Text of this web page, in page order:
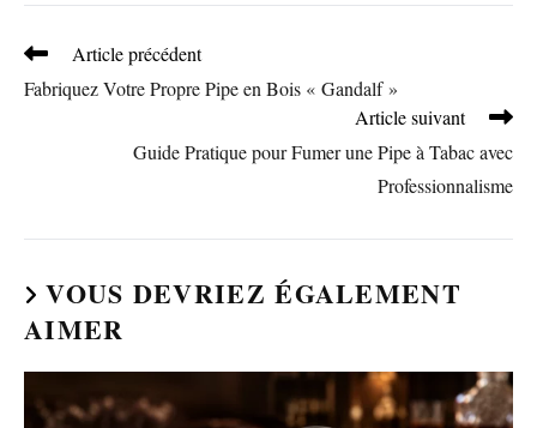
Read
articles
Article précédent
Fabriquez Votre Propre Pipe en Bois « Gandalf »
Article suivant
Guide Pratique pour Fumer une Pipe à Tabac avec
Professionnalisme
VOUS DEVRIEZ ÉGALEMENT
AIMER